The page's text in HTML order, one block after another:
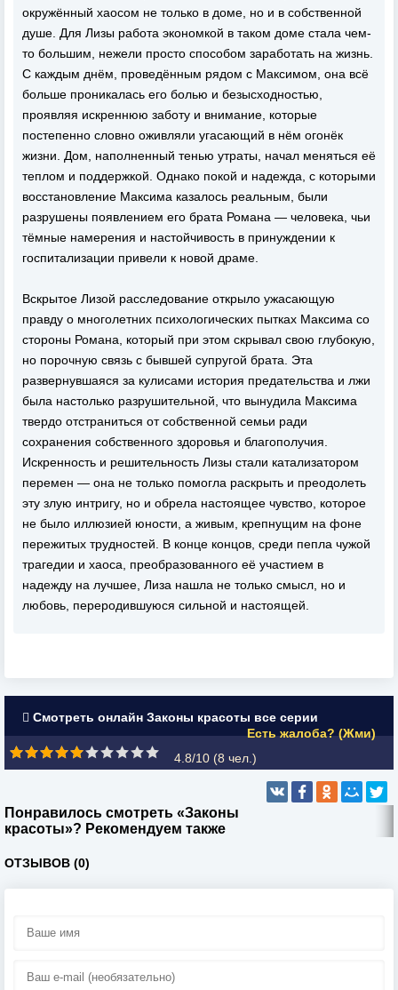
окружённый хаосом не только в доме, но и в собственной
душе. Для Лизы работа экономкой в таком доме стала чем-
то большим, нежели просто способом заработать на жизнь.
С каждым днём, проведённым рядом с Максимом, она всё
больше проникалась его болью и безысходностью,
проявляя искреннюю заботу и внимание, которые
постепенно словно оживляли угасающий в нём огонёк
жизни. Дом, наполненный тенью утраты, начал меняться её
теплом и поддержкой. Однако покой и надежда, с которыми
восстановление Максима казалось реальным, были
разрушены появлением его брата Романа — человека, чьи
тёмные намерения и настойчивость в принуждении к
госпитализации привели к новой драме.
Вскрытое Лизой расследование открыло ужасающую
правду о многолетних психологических пытках Максима со
стороны Романа, который при этом скрывал свою глубокую,
но порочную связь с бывшей супругой брата. Эта
развернувшаяся за кулисами история предательства и лжи
была настолько разрушительной, что вынудила Максима
твердо отстраниться от собственной семьи ради
сохранения собственного здоровья и благополучия.
Искренность и решительность Лизы стали катализатором
перемен — она не только помогла раскрыть и преодолеть
эту злую интригу, но и обрела настоящее чувство, которое
не было иллюзией юности, а живым, крепнущим на фоне
пережитых трудностей. В конце концов, среди пепла чужой
трагедии и хаоса, преобразованного её участием в
надежду на лучшее, Лиза нашла не только смысл, но и
любовь, переродившуюся сильной и настоящей.
Смотреть онлайн Законы красоты все серии
Есть жалоба? (Жми)
4.8/10 (8 чел.)
Понравилось смотреть «Законы
красоты»? Рекомендуем также
ОТЗЫВОВ (0)